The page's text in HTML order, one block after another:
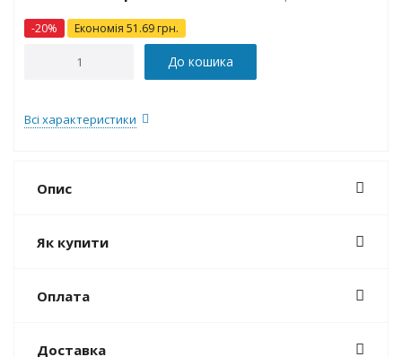
-20% Економія 51.69 грн.
До кошика
Всі характеристики
Опис
Як купити
Оплата
Доставка